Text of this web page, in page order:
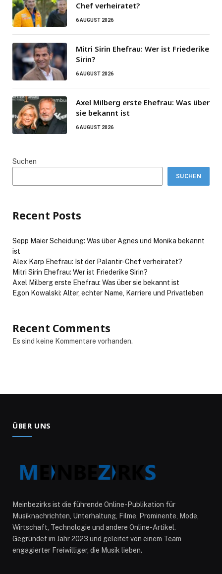
Chef verheiratet?
6 AUGUST 2026
Mitri Sirin Ehefrau: Wer ist Friederike
Sirin?
6 AUGUST 2026
Axel Milberg erste Ehefrau: Was über
sie bekannt ist
6 AUGUST 2026
Suchen
SUCHEN
Recent Posts
Sepp Maier Scheidung: Was über Agnes und Monika bekannt
ist
Alex Karp Ehefrau: Ist der Palantir-Chef verheiratet?
Mitri Sirin Ehefrau: Wer ist Friederike Sirin?
Axel Milberg erste Ehefrau: Was über sie bekannt ist
Egon Kowalski: Alter, echter Name, Karriere und Privatleben
Recent Comments
Es sind keine Kommentare vorhanden.
ÜBER UNS
Meinbezirks ist die führende Online-Publikation für
Musiknachrichten, Unterhaltung, Filme, Prominente, Mode,
Wirtschaft, Technologie und andere Online-Artikel.
Gegründet im Jahr 2023 und geleitet von einem Team
engagierter Freiwilliger, die Musik lieben.